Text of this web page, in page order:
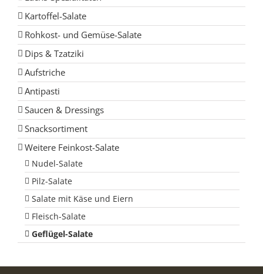
Kartoffel-Salate
Rohkost- und Gemüse-Salate
Dips & Tzatziki
Aufstriche
Antipasti
Saucen & Dressings
Snacksortiment
Weitere Feinkost-Salate
Nudel-Salate
Pilz-Salate
Salate mit Käse und Eiern
Fleisch-Salate
Geflügel-Salate